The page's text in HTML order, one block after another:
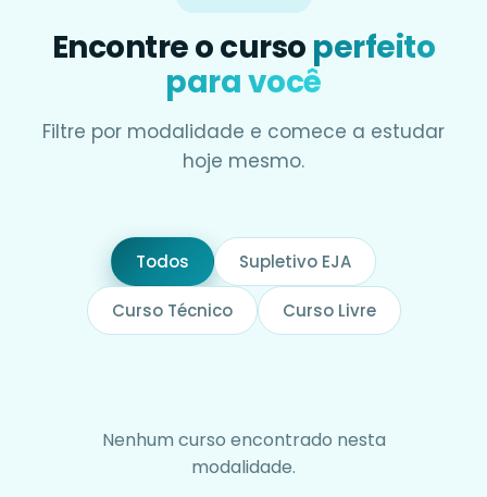
Encontre o curso perfeito
para você
Filtre por modalidade e comece a estudar
hoje mesmo.
Todos Supletivo EJA
Curso Técnico Curso Livre
Nenhum curso encontrado nesta
modalidade.